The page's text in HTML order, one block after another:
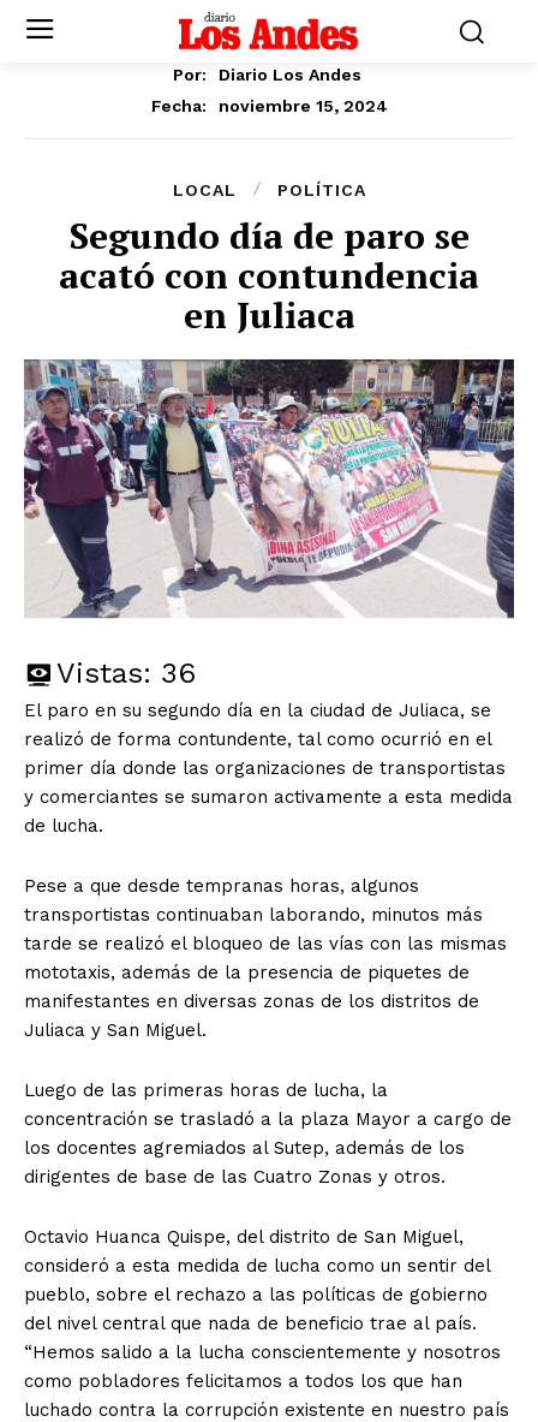
Por:
Diario Los Andes
Fecha:
noviembre 15, 2024
LOCAL POLÍTICA
Segundo día de paro se
acató con contundencia
en Juliaca
Vistas: 36
El paro en su segundo día en la ciudad de Juliaca, se
realizó de forma contundente, tal como ocurrió en el
primer día donde las organizaciones de transportistas
y comerciantes se sumaron activamente a esta medida
de lucha.
Pese a que desde tempranas horas, algunos
transportistas continuaban laborando, minutos más
tarde se realizó el bloqueo de las vías con las mismas
mototaxis, además de la presencia de piquetes de
manifestantes en diversas zonas de los distritos de
Juliaca y San Miguel.
Luego de las primeras horas de lucha, la
concentración se trasladó a la plaza Mayor a cargo de
los docentes agremiados al Sutep, además de los
dirigentes de base de las Cuatro Zonas y otros.
Octavio Huanca Quispe, del distrito de San Miguel,
consideró a esta medida de lucha como un sentir del
pueblo, sobre el rechazo a las políticas de gobierno
del nivel central que nada de beneficio trae al país.
“Hemos salido a la lucha conscientemente y nosotros
como pobladores felicitamos a todos los que han
luchado contra la corrupción existente en nuestro país